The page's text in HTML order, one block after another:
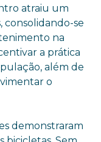
atraiu um
consolidando-se
na
a prática
além de
o
demonstraram